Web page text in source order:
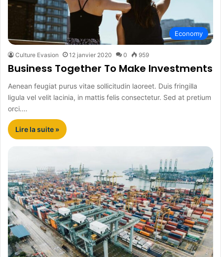
Economy
Culture Evasion 12 janvier 2020 0 959
Business Together To Make Investments
Aenean feugiat purus vitae sollicitudin laoreet. Duis fringilla
ligula vel velit lacinia, in mattis felis consectetur. Sed at pretium
orci.…
Lire la suite »